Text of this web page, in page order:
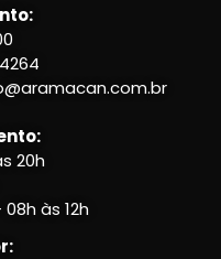
20h
às 12h